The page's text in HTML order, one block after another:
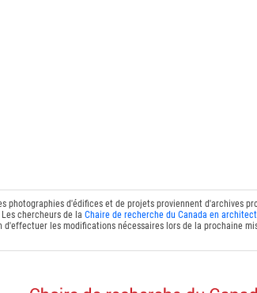
photographies d'édifices et de projets proviennent
chercheurs de la Chaire de recherche du Canada en
les modifications nécessaires lors de la prochaine